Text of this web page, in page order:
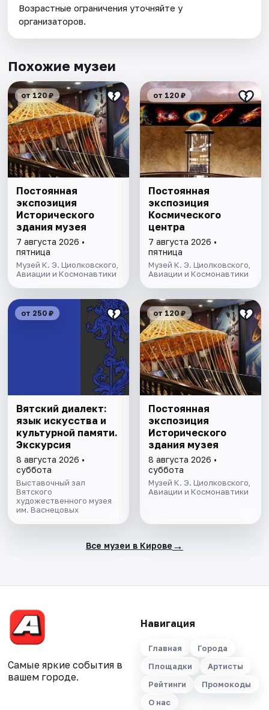
Возрастные ограничения уточняйте у
организаторов.
Похожие музеи
от 120 ₽
Постоянная
экспозиция
Исторического
здания музея
7 августа 2026 •
пятница
Музей К. Э. Циолковского,
Авиации и Космонавтики
от 120 ₽
Постоянная
экспозиция
Космического
центра
7 августа 2026 •
пятница
Музей К. Э. Циолковского,
Авиации и Космонавтики
от 250 ₽
Вятский диалект:
язык искусства и
культурной памяти.
Экскурсия
8 августа 2026 •
суббота
Выставочный зал
Вятского
художественного музея
им. Васнецовых
от 120 ₽
Постоянная
экспозиция
Исторического
здания музея
8 августа 2026 •
суббота
Музей К. Э. Циолковского,
Авиации и Космонавтики
Все музеи в Кирове →
Самые яркие события в
вашем городе.
Навигация
Главная
Города
Площадки
Артисты
Рейтинги
Промокоды
О нас